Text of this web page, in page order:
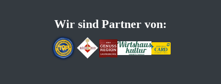
Wir sind Partner von: